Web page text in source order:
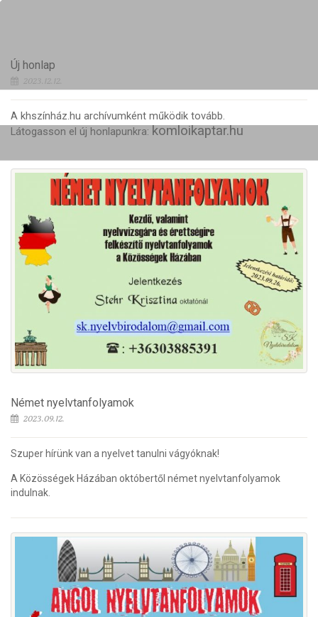
Új honlap
2023.12.12.
A khszínház.hu archívumként működik tovább.
Látogasson el új honlapunkra: komloikaptar.hu
Német nyelvtanfolyamok
2023.09.12.
Szuper hírünk van a nyelvet tanulni vágyóknak!
A Közösségek Házában októbertől német nyelvtanfolyamok
indulnak.